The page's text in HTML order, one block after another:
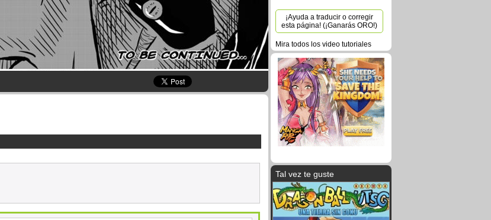
¡Ayuda a traducir o corregir
esta página! (¡Ganarás ORO!)
Mira todos los video tutoriales
Tal vez te guste